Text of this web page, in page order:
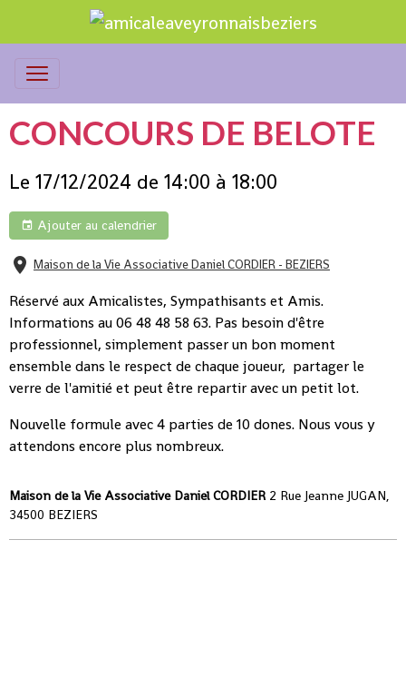
CONCOURS DE BELOTE
Le 17/12/2024 de 14:00 à 18:00
Ajouter au calendrier
Maison de la Vie Associative Daniel CORDIER - BEZIERS
Réservé aux Amicalistes, Sympathisants et Amis.
Informations au 06 48 48 58 63. Pas besoin d'être
professionnel, simplement passer un bon moment
ensemble dans le respect de chaque joueur, partager le
verre de l'amitié et peut être repartir avec un petit lot.
Nouvelle formule avec 4 parties de 10 dones. Nous vous y
attendons encore plus nombreux.
Maison de la Vie Associative Daniel CORDIER 2 Rue Jeanne JUGAN,
34500 BEZIERS